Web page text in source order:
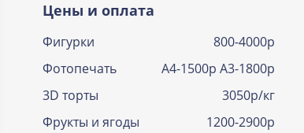
Цены и оплата
Фигурки
800-4000р
Фотопечать
А4-1500р А3-1800р
3D торты
3050р/кг
Фрукты и ягоды
1200-2900р